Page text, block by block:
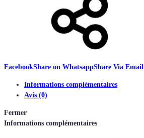
FacebookShare on WhatsappShare Via Email
Informations complémentaires
Avis (0)
Fermer
Informations complémentaires